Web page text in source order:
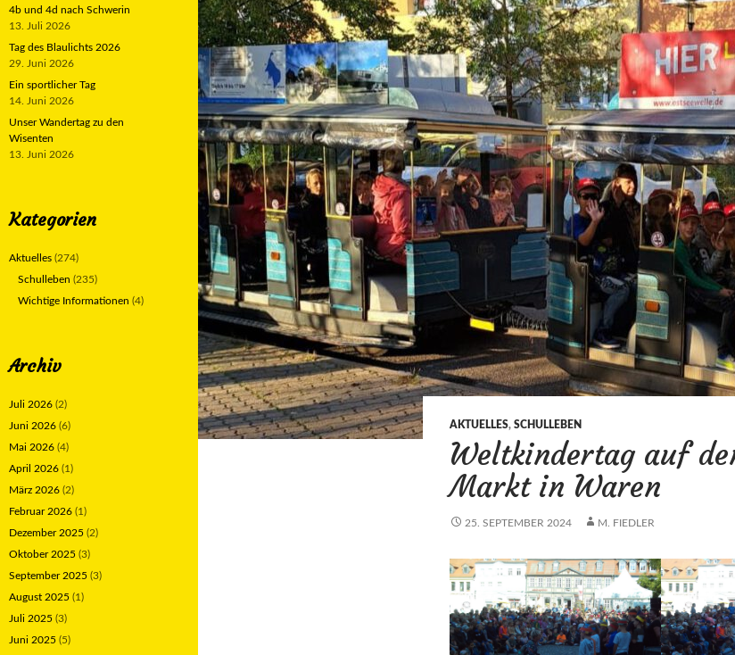
AKTUELLES, SCHULLEBEN
Weltkindertag auf
Markt in Waren
25. SEPTEMBER 2024 M. FIEDLER
4b und 4d nach Schwerin
13. Juli 2026
Tag des Blaulichts 2026
29. Juni 2026
Ein sportlicher Tag
14. Juni 2026
Unser Wandertag zu den
Wisenten
13. Juni 2026
Kategorien
Aktuelles (274)
Schulleben (235)
Wichtige Informationen (4)
Archiv
Juli 2026 (2)
Juni 2026 (6)
Mai 2026 (4)
April 2026 (1)
März 2026 (2)
Februar 2026 (1)
Dezember 2025 (2)
Oktober 2025 (3)
September 2025 (3)
August 2025 (1)
Juli 2025 (3)
Juni 2025 (5)